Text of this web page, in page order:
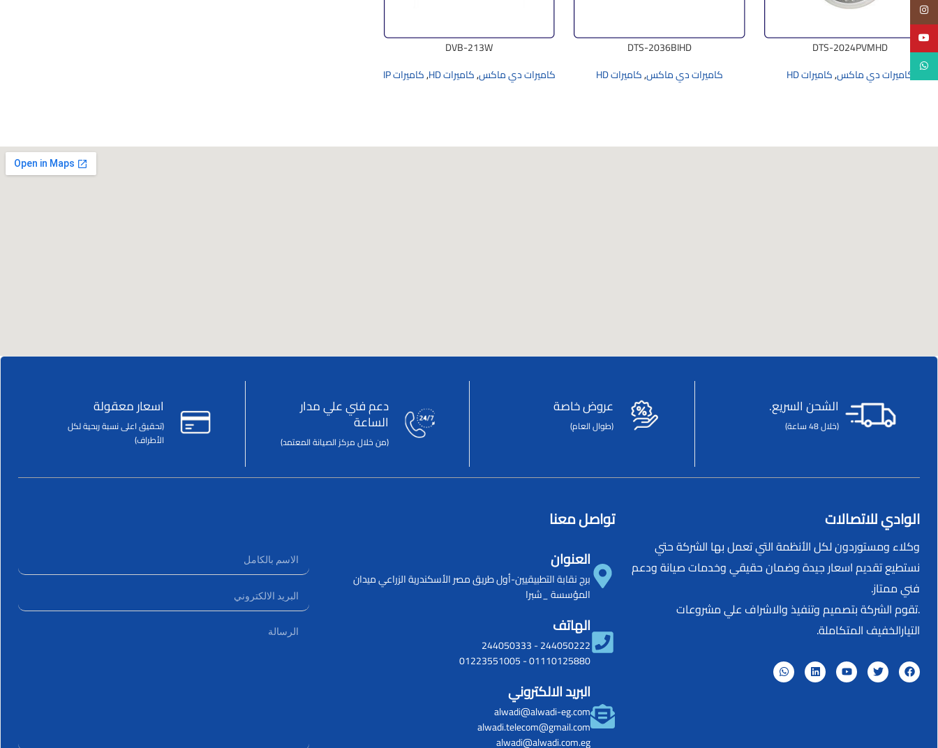
DTS-2024PVMHD
كاميرات دي ماكس,كاميرات HD
DTS-2036BIHD
كاميرات دي ماكس,كاميرات HD
DVB-213W
كاميرات دي ماكس,كاميرات HD ,كاميرات IP
الشحن السريع.
(خلال 48 ساعة)
عروض خاصة
(طوال العام)
دعم فني علي مدار
الساعة
(من خلال مركز الصيانة المعتمد)
اسعار معقولة
(تحقيق اعلى نسبة ربحية لكل
الأطراف)
الوادي للاتصالات
وكلاء ومستوردون لكل الأنظمة التي تعمل بها الشركة حتي
نستطيع تقديم اسعار جيدة وضمان حقيقي وخدمات صيانة ودعم
فني ممتاز.
.تقوم الشركة بتصميم وتنفيذ والاشراف علي مشروعات
التيارالخفيف المتكاملة.
تواصل معنا
العنوان
برج نقابة التطبيقيين-أول طريق مصر الأسكندرية الزراعي ميدان
المؤسسة _شبرا
الهاتف
244050222
-
244050333
01110125880
-
01223551005
البريد الالكتروني
alwadi@alwadi-eg.com
alwadi.telecom@gmail.com
alwadi@alwadi.com.eg
Instagram
YouTube